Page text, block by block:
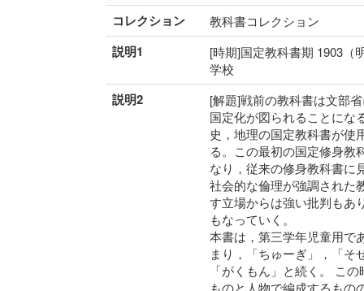
コレクション 教科書コレクション
説明1
[時期]国定教科書期 1903（
学校
説明2
[解題]戦前の教科書は文部
国定化が図られることにな
史，地理の国定教科書が使
る。この最初の国定修身教
なり，従来の修身教科書に
社会的な倫理が強調された
す立場からは強い批判もあ
もなっていく。
本書は，第三学年児童用で
まり，「ちゅーぎ」，「そ
「がくもん」と続く。 こ
ものと人物で編成するもの